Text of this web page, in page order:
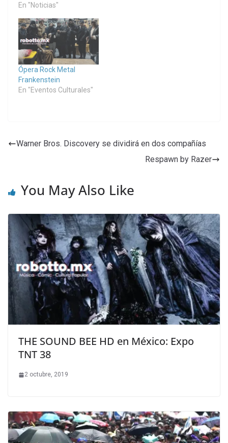
En "Noticias"
Ópera Rock Metal
Frankenstein
En "Eventos Culturales"
Warner Bros. Discovery se dividirá en dos compañías
Respawn by Razer
You May Also Like
THE SOUND BEE HD en México: Expo
TNT 38
2 octubre, 2019